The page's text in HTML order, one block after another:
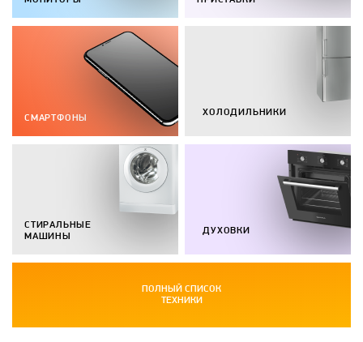
СМАРТФОНЫ
СТИРАЛЬНЫЕ
МАШИНЫ
ХОЛОДИЛЬНИКИ
ДУХОВКИ
ПОЛНЫЙ СПИСОК
ТЕХНИКИ